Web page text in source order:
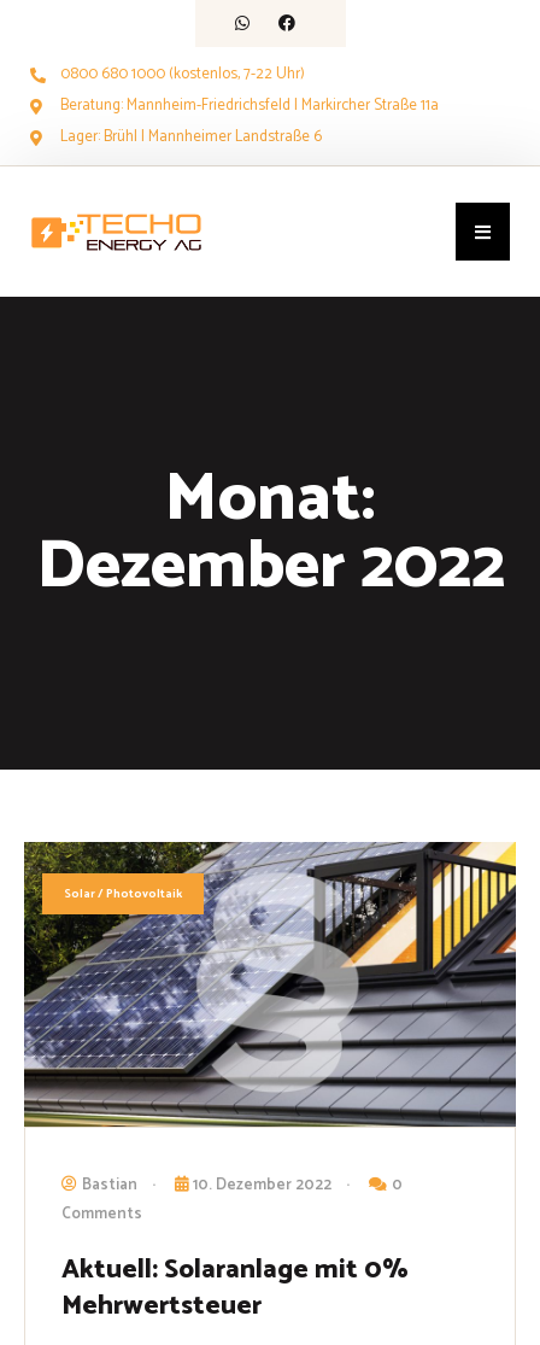
0800 680 1000 (kostenlos, 7-22 Uhr)
Beratung: Mannheim-Friedrichsfeld | Markircher Straße 11a
Lager: Brühl | Mannheimer Landstraße 6
Monat:
Dezember 2022
Solar / Photovoltaik
Bastian 10. Dezember 2022
0
Comments
Aktuell: Solaranlage mit 0%
Mehrwertsteuer